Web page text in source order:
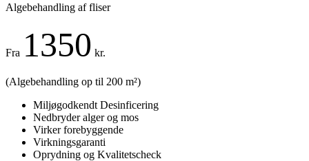
Algebehandling af fliser
Fra 1350 kr.
(Algebehandling op til 200 m²)
Miljøgodkendt Desinficering
Nedbryder alger og mos
Virker forebyggende
Virkningsgaranti
Oprydning og Kvalitetscheck